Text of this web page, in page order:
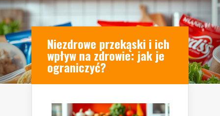
Niezdrowe przekąski i ich
wpływ na zdrowie: jak je
ograniczyć?